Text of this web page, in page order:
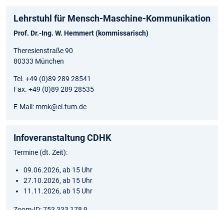
Lehrstuhl für Mensch-Maschine-Kommunikation
Prof. Dr.-Ing. W. Hemmert (kommissarisch)
Theresienstraße 90
80333 München
Tel. +49 (0)89 289 28541
Fax. +49 (0)89 289 28535
E-Mail: mmk@ei.tum.de
Infoveranstaltung CDHK
Termine (dt. Zeit):
09.06.2026, ab 15 Uhr
27.10.2026, ab 15 Uhr
11.11.2026, ab 15 Uhr